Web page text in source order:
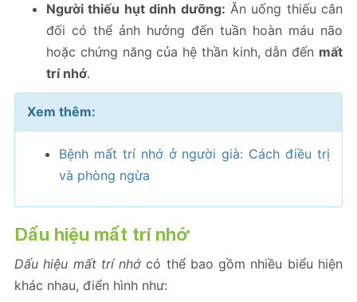
Người thiếu hụt dinh dưỡng: Ăn uống thiếu cân
đối có thể ảnh hưởng đến tuần hoàn máu não
hoặc chứng năng của hệ thần kinh, dẫn đến mất
trí nhớ.
Xem thêm:
Bệnh mất trí nhớ ở người già: Cách điều trị
và phòng ngừa
Dấu hiệu mất trí nhớ
Dấu hiệu mất trí nhớ có thể bao gồm nhiều biểu hiện
khác nhau, điển hình như: